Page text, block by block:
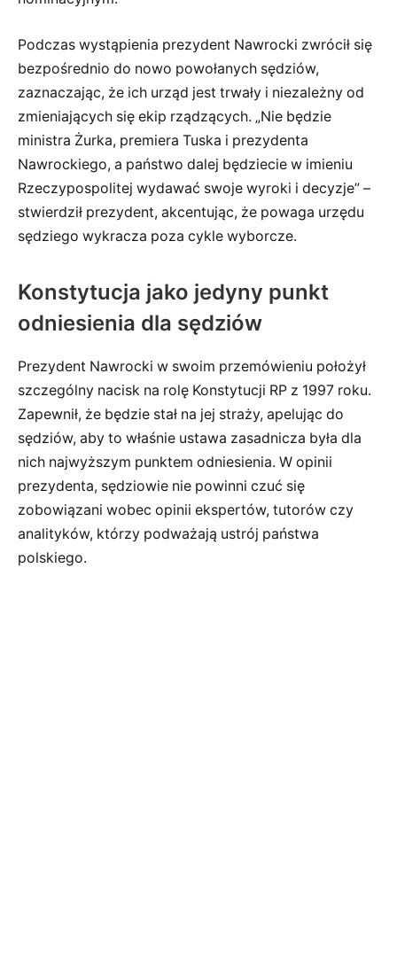
Podczas wystąpienia prezydent Nawrocki zwrócił się
bezpośrednio do nowo powołanych sędziów,
zaznaczając, że ich urząd jest trwały i niezależny od
zmieniających się ekip rządzących. „Nie będzie
ministra Żurka, premiera Tuska i prezydenta
Nawrockiego, a państwo dalej będziecie w imieniu
Rzeczypospolitej wydawać swoje wyroki i decyzje” –
stwierdził prezydent, akcentując, że powaga urzędu
sędziego wykracza poza cykle wyborcze.
Konstytucja jako jedyny punkt
odniesienia dla sędziów
Prezydent Nawrocki w swoim przemówieniu położył
szczególny nacisk na rolę Konstytucji RP z 1997 roku.
Zapewnił, że będzie stał na jej straży, apelując do
sędziów, aby to właśnie ustawa zasadnicza była dla
nich najwyższym punktem odniesienia. W opinii
prezydenta, sędziowie nie powinni czuć się
zobowiązani wobec opinii ekspertów, tutorów czy
analityków, którzy podważają ustrój państwa
polskiego.